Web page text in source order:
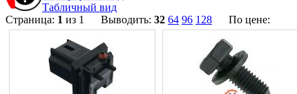
Табличный вид
Страница: 1 из 1 Выводить: 32 64 96 128 По цене: